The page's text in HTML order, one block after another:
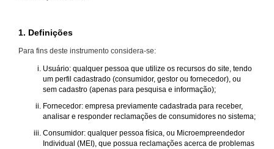
1. Definições
Para fins deste instrumento considera-se:
Usuário: qualquer pessoa que utilize os recursos do site, tendo
um perfil cadastrado (consumidor, gestor ou fornecedor), ou
sem cadastro (apenas para pesquisa e informação);
Fornecedor: empresa previamente cadastrada para receber,
analisar e responder reclamações de consumidores no sistema;
Consumidor: qualquer pessoa física, ou Microempreendedor
Individual (MEI), que possua reclamações acerca de problemas